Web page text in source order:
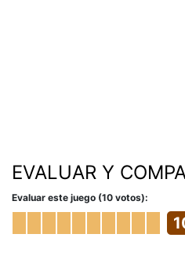
EVALUAR Y
Evaluar este juego (10 votos):